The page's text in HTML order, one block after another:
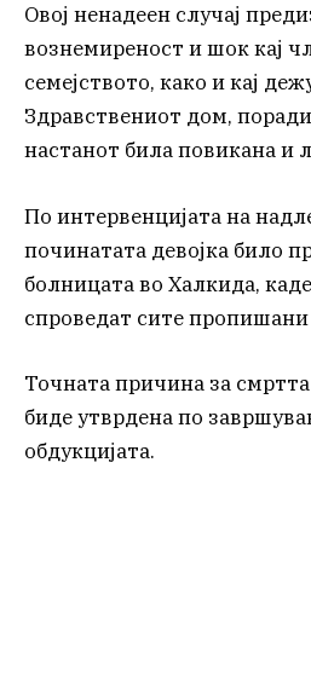
Овој ненадеен случај
вознемиреност и шок кај
семејството, како и кај
Здравствениот дом,
настанот била повикана и
По интервенцијата на
починатата девојка било
болницата во Халкида,
спроведат сите
Точната причина за
биде утврдена по
обдукцијата.